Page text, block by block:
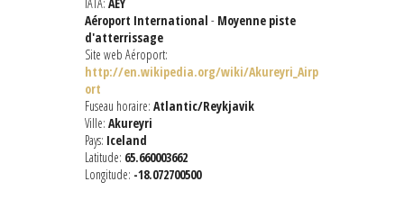
IATA: AEY
Aéroport International - Moyenne piste
d'atterrissage
Site web Aéroport:
http://en.wikipedia.org/wiki/Akureyri_Airp
ort
Fuseau horaire: Atlantic/Reykjavik
Ville: Akureyri
Pays: Iceland
Latitude: 65.660003662
Longitude: -18.072700500